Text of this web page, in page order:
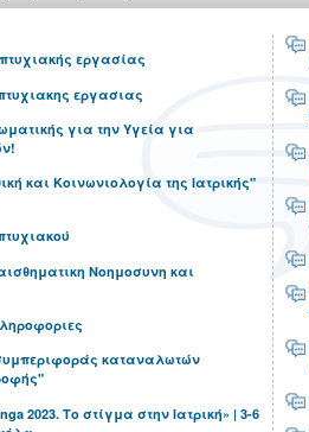
εργασίας
εργασιας
για την Υγεία για
και Κοινωνιολογία της Ιατρικής"
Νοημοσυνη και
καταναλωτών
2023. Το στίγμα στην Ιατρική» | 3-6